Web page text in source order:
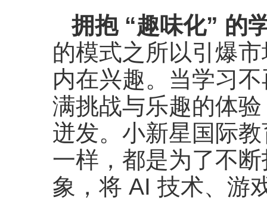
拥抱 “趣味化” 的
的模式之所以引爆
内在兴趣。当学习
满挑战与乐趣的体
迸发。小新星国际
一样，都是为了不
象，将 AI 技术、游